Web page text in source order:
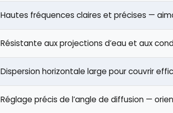
Hautes fréquences claires et précises —
Résistante aux projections d’eau et aux
Dispersion horizontale large pour couvrir
Réglage précis de l’angle de diffusion —